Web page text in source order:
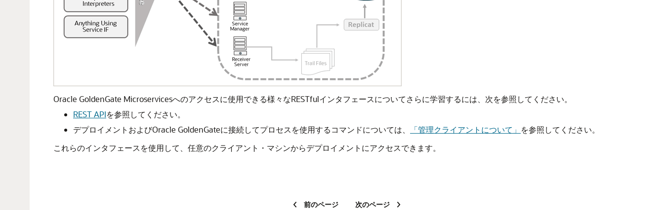
Oracle GoldenGate Microservicesへのアクセスに使用できる様々なRESTfulインタフェースについてさらに学習するには、次を参照してください。
REST APIを参照してください。
デプロイメントおよびOracle GoldenGateに接続してプロセスを使用するコマンドについては、
「管理クライアントについて」 を参照してください。
これらのインタフェースを使用して、任意のクライアント・マシンからデプロイメントにアクセスできます。
前のページ 次のページ